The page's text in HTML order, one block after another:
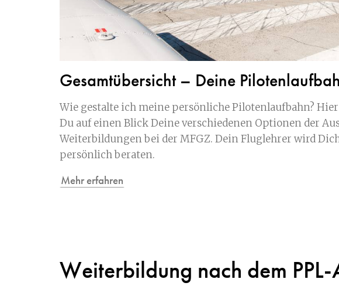
Gesamtübersicht – Deine
Wie gestalte ich meine persönliche Pilotenlaufbahn?
Du auf einen Blick Deine verschiedenen Optionen der
Weiterbildungen bei der MFGZ. Dein Fluglehrer wird
persönlich beraten.
Mehr erfahren
Weiterbildung nach dem PPL-